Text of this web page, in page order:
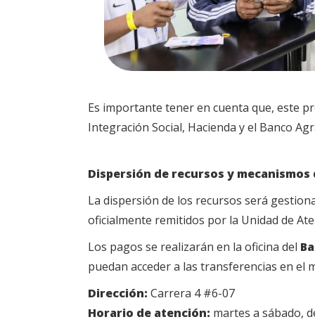
Es importante tener en cuenta que, este
Integración Social, Hacienda y el Banco
Dispersión de recursos y mecanismos
La dispersión de los recursos será
oficialmente remitidos por la Unidad de
Los pagos se realizarán en la oficina del
puedan acceder a las transferencias en el
Dirección: Carrera 4 #6-07
Horario de atención: martes a sábado,